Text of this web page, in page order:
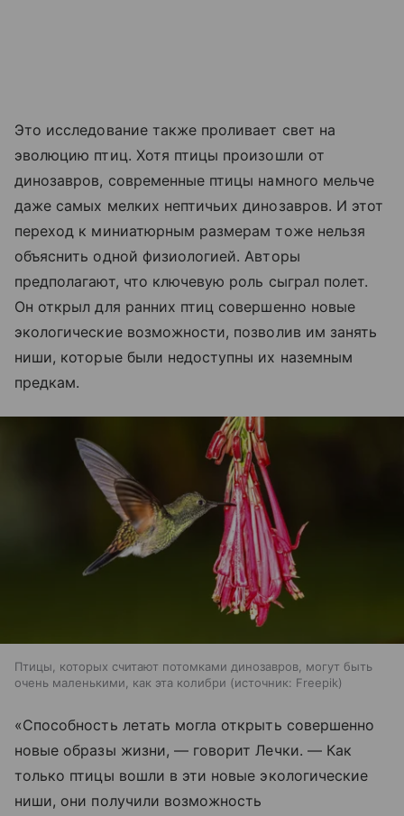
Это исследование также проливает свет на
эволюцию птиц. Хотя птицы произошли от
динозавров, современные птицы намного мельче
даже самых мелких нептичьих динозавров. И этот
переход к миниатюрным размерам тоже нельзя
объяснить одной физиологией. Авторы
предполагают, что ключевую роль сыграл полет.
Он открыл для ранних птиц совершенно новые
экологические возможности, позволив им занять
ниши, которые были недоступны их наземным
предкам.
Птицы, которых считают потомками динозавров, могут быть
очень маленькими, как эта колибри
источник: Freepik
«Способность летать могла открыть совершенно
новые образы жизни, — говорит Лечки. — Как
только птицы вошли в эти новые экологические
ниши, они получили возможность